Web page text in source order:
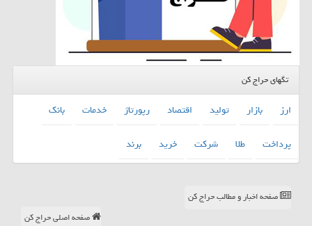
تگهای حراج کن
ارز بازار تولید اقتصاد رپورتاژ خدمات
بانك
پرداخت
طلا شركت خرید برند
صفحه اخبار و مطالب حراج کن
صفحه اصلی حراج کن